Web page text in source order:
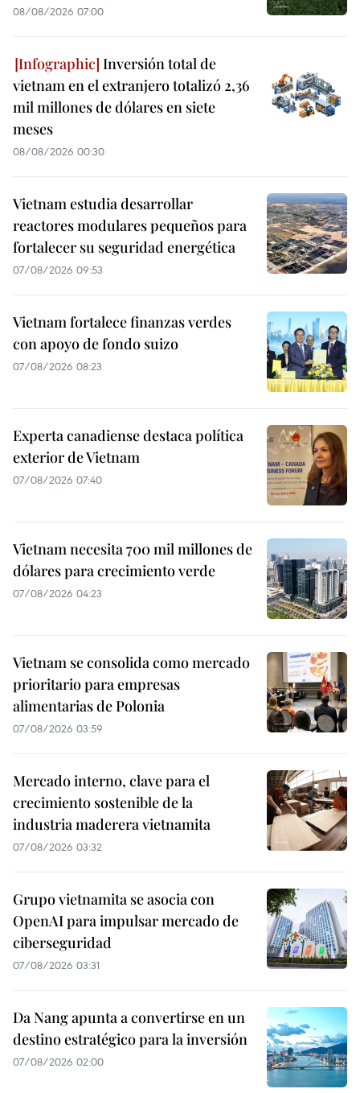
08/08/2026 07:00
Inversión total de
vietnam en el extranjero totalizó 2,36
mil millones de dólares en siete
meses
08/08/2026 00:30
Vietnam estudia desarrollar
reactores modulares pequeños para
fortalecer su seguridad energética
07/08/2026 09:53
Vietnam fortalece finanzas verdes
con apoyo de fondo suizo
07/08/2026 08:23
Experta canadiense destaca política
exterior de Vietnam
07/08/2026 07:40
Vietnam necesita 700 mil millones de
dólares para crecimiento verde
07/08/2026 04:23
Vietnam se consolida como mercado
prioritario para empresas
alimentarias de Polonia
07/08/2026 03:59
Mercado interno, clave para el
crecimiento sostenible de la
industria maderera vietnamita
07/08/2026 03:32
Grupo vietnamita se asocia con
OpenAI para impulsar mercado de
ciberseguridad
07/08/2026 03:31
Da Nang apunta a convertirse en un
destino estratégico para la inversión
07/08/2026 02:00